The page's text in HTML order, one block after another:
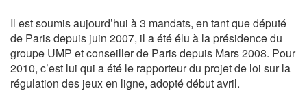
Il est soumis aujourd’hui à 3 mandats, en tant que député
de Paris depuis juin 2007, il a été élu à la présidence du
groupe UMP et conseiller de Paris depuis Mars 2008. Pour
2010, c’est lui qui a été le rapporteur du projet de loi sur la
régulation des jeux en ligne, adopté début avril.